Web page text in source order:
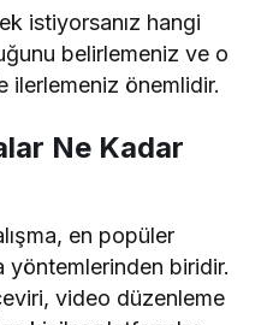
istiyorsanız hangi
belirlemeniz ve o
ilerlemeniz önemlidir.
Ne Kadar
en popüler
yöntemlerinden biridir.
video düzenleme